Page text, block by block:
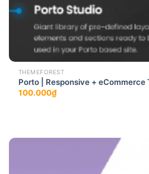
THEMEFOREST
Porto | Responsive + eCommerce
100.000₫